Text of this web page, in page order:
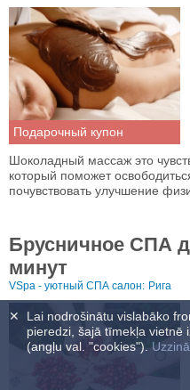
Подарочный купон
Шоколадный массаж это
который поможет
почувствовать улучшение
Брусничное СПА
минут
VSpa - уютный СПА салон: Рига
Lai nodrošinātu vislabāko
pieredzi, šajā tīmekļa vietnē
(angļu val. "cookies").
✕